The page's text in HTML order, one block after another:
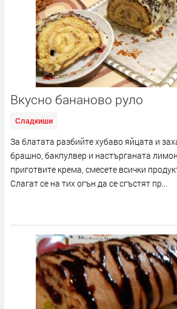
Вкусно бананово руло
Сладкиши
За блатата разбийте хубаво яйцата и
брашно, бакпулвер и настърганата
приготвите крема, смесете всички
Слагат се на тих огън да се сгъстят пр...